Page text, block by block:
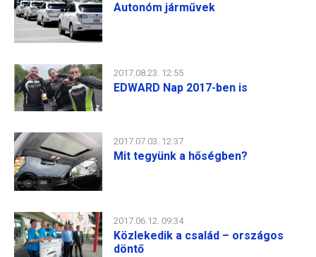
Autonóm járművek
2017.08.23. 12:55
EDWARD Nap 2017-ben is
2017.07.03. 12:37
Mit tegyünk a hőségben?
2017.06.12. 09:34
Közlekedik a család – országos
döntő